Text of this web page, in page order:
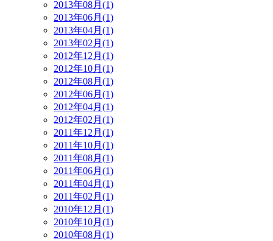
2013年08月(1)
2013年06月(1)
2013年04月(1)
2013年02月(1)
2012年12月(1)
2012年10月(1)
2012年08月(1)
2012年06月(1)
2012年04月(1)
2012年02月(1)
2011年12月(1)
2011年10月(1)
2011年08月(1)
2011年06月(1)
2011年04月(1)
2011年02月(1)
2010年12月(1)
2010年10月(1)
2010年08月(1)